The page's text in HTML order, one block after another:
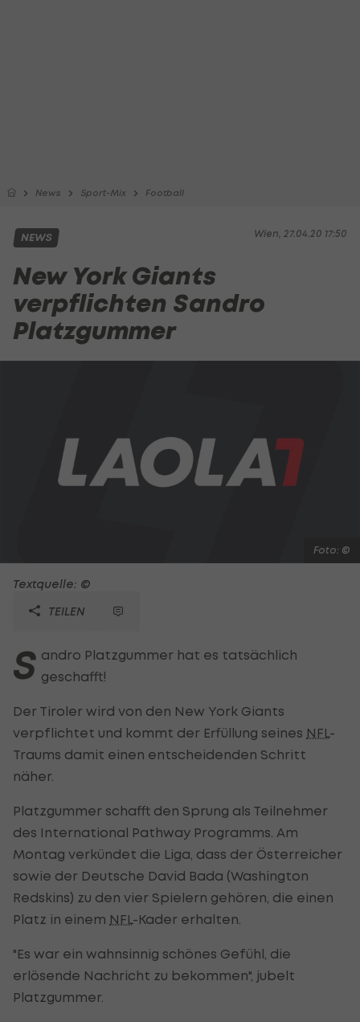
News Sport-Mix Football
Wien, 27.04.20 17:50
NEWS
New York Giants
verpflichten Sandro
Platzgummer
Foto: ©
Textquelle: ©
TEILEN
S andro Platzgummer hat es tatsächlich
geschafft!
Der Tiroler wird von den New York Giants
verpflichtet und kommt der Erfüllung seines NFL -
Traums damit einen entscheidenden Schritt
näher.
Platzgummer schafft den Sprung als Teilnehmer
des International Pathway Programms. Am
Montag verkündet die Liga, dass der Österreicher
sowie der Deutsche David Bada (Washington
Redskins) zu den vier Spielern gehören, die einen
Platz in einem NFL -Kader erhalten.
"Es war ein wahnsinnig schönes Gefühl, die
erlösende Nachricht zu bekommen", jubelt
Platzgummer.